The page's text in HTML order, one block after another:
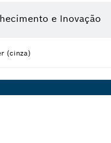
e Inovação
(cinza)